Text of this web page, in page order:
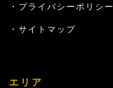
プライバシーポリシー
サイトマップ
エリア